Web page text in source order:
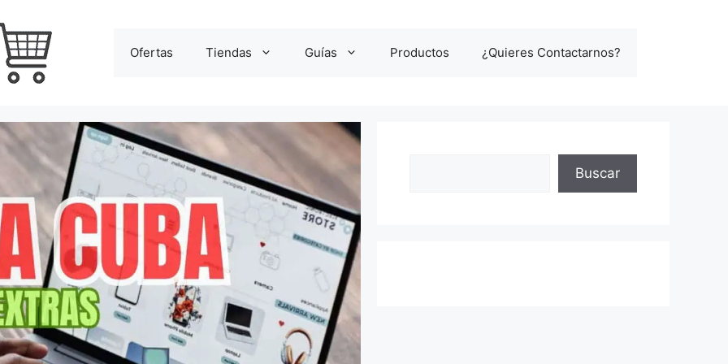
Ofertas Tiendas Guías Productos ¿Quieres Contactarnos?
Buscar